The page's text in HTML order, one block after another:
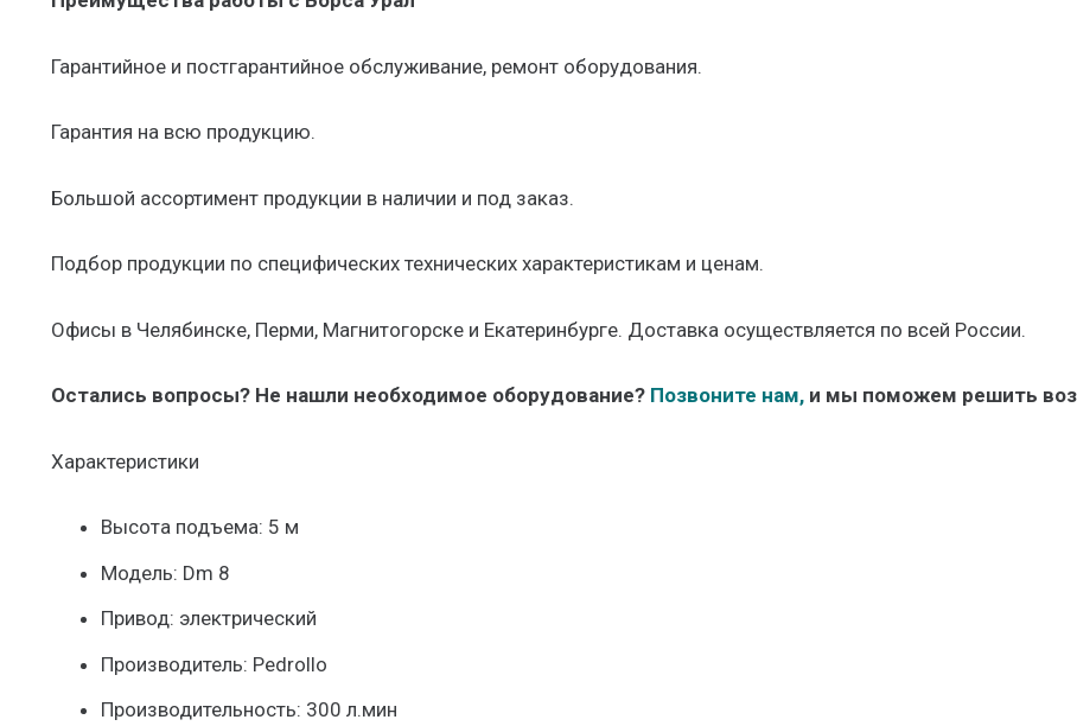
Гарантийное и постгарантийное обслуживание, ремонт оборудования.
Гарантия на всю продукцию.
Большой ассортимент продукции в наличии и под заказ.
Подбор продукции по специфических технических характеристикам и ценам.
Офисы в Челябинске, Перми, Магнитогорске и Екатеринбурге. Доставка осуществляется по всей России.
Остались вопросы? Не нашли необходимое оборудование? Позвоните нам,и мы поможем решить
Характеристики
Высота подъема: 5 м
Модель: Dm 8
Привод: электрический
Производитель: Pedrollo
Производительность: 300 л.мин